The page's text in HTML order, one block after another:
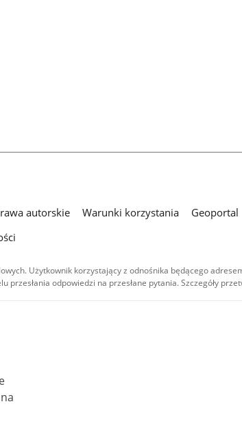
autorskie Warunki korzystania
Geoportal
Użytkownik korzystający z odnośnika będącego
odpowiedzi na przesłane pytania. Szczegóły
są
- na tych samych
materiały audio i wideo,
użycie niekomercyjne -
inaczej.